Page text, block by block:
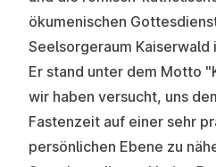
ökumenischen
Seelsorgeraum
Er stand unter dem Motto
wir haben versucht, uns
Fastenzeit auf einer sehr
persönlichen Ebene zu